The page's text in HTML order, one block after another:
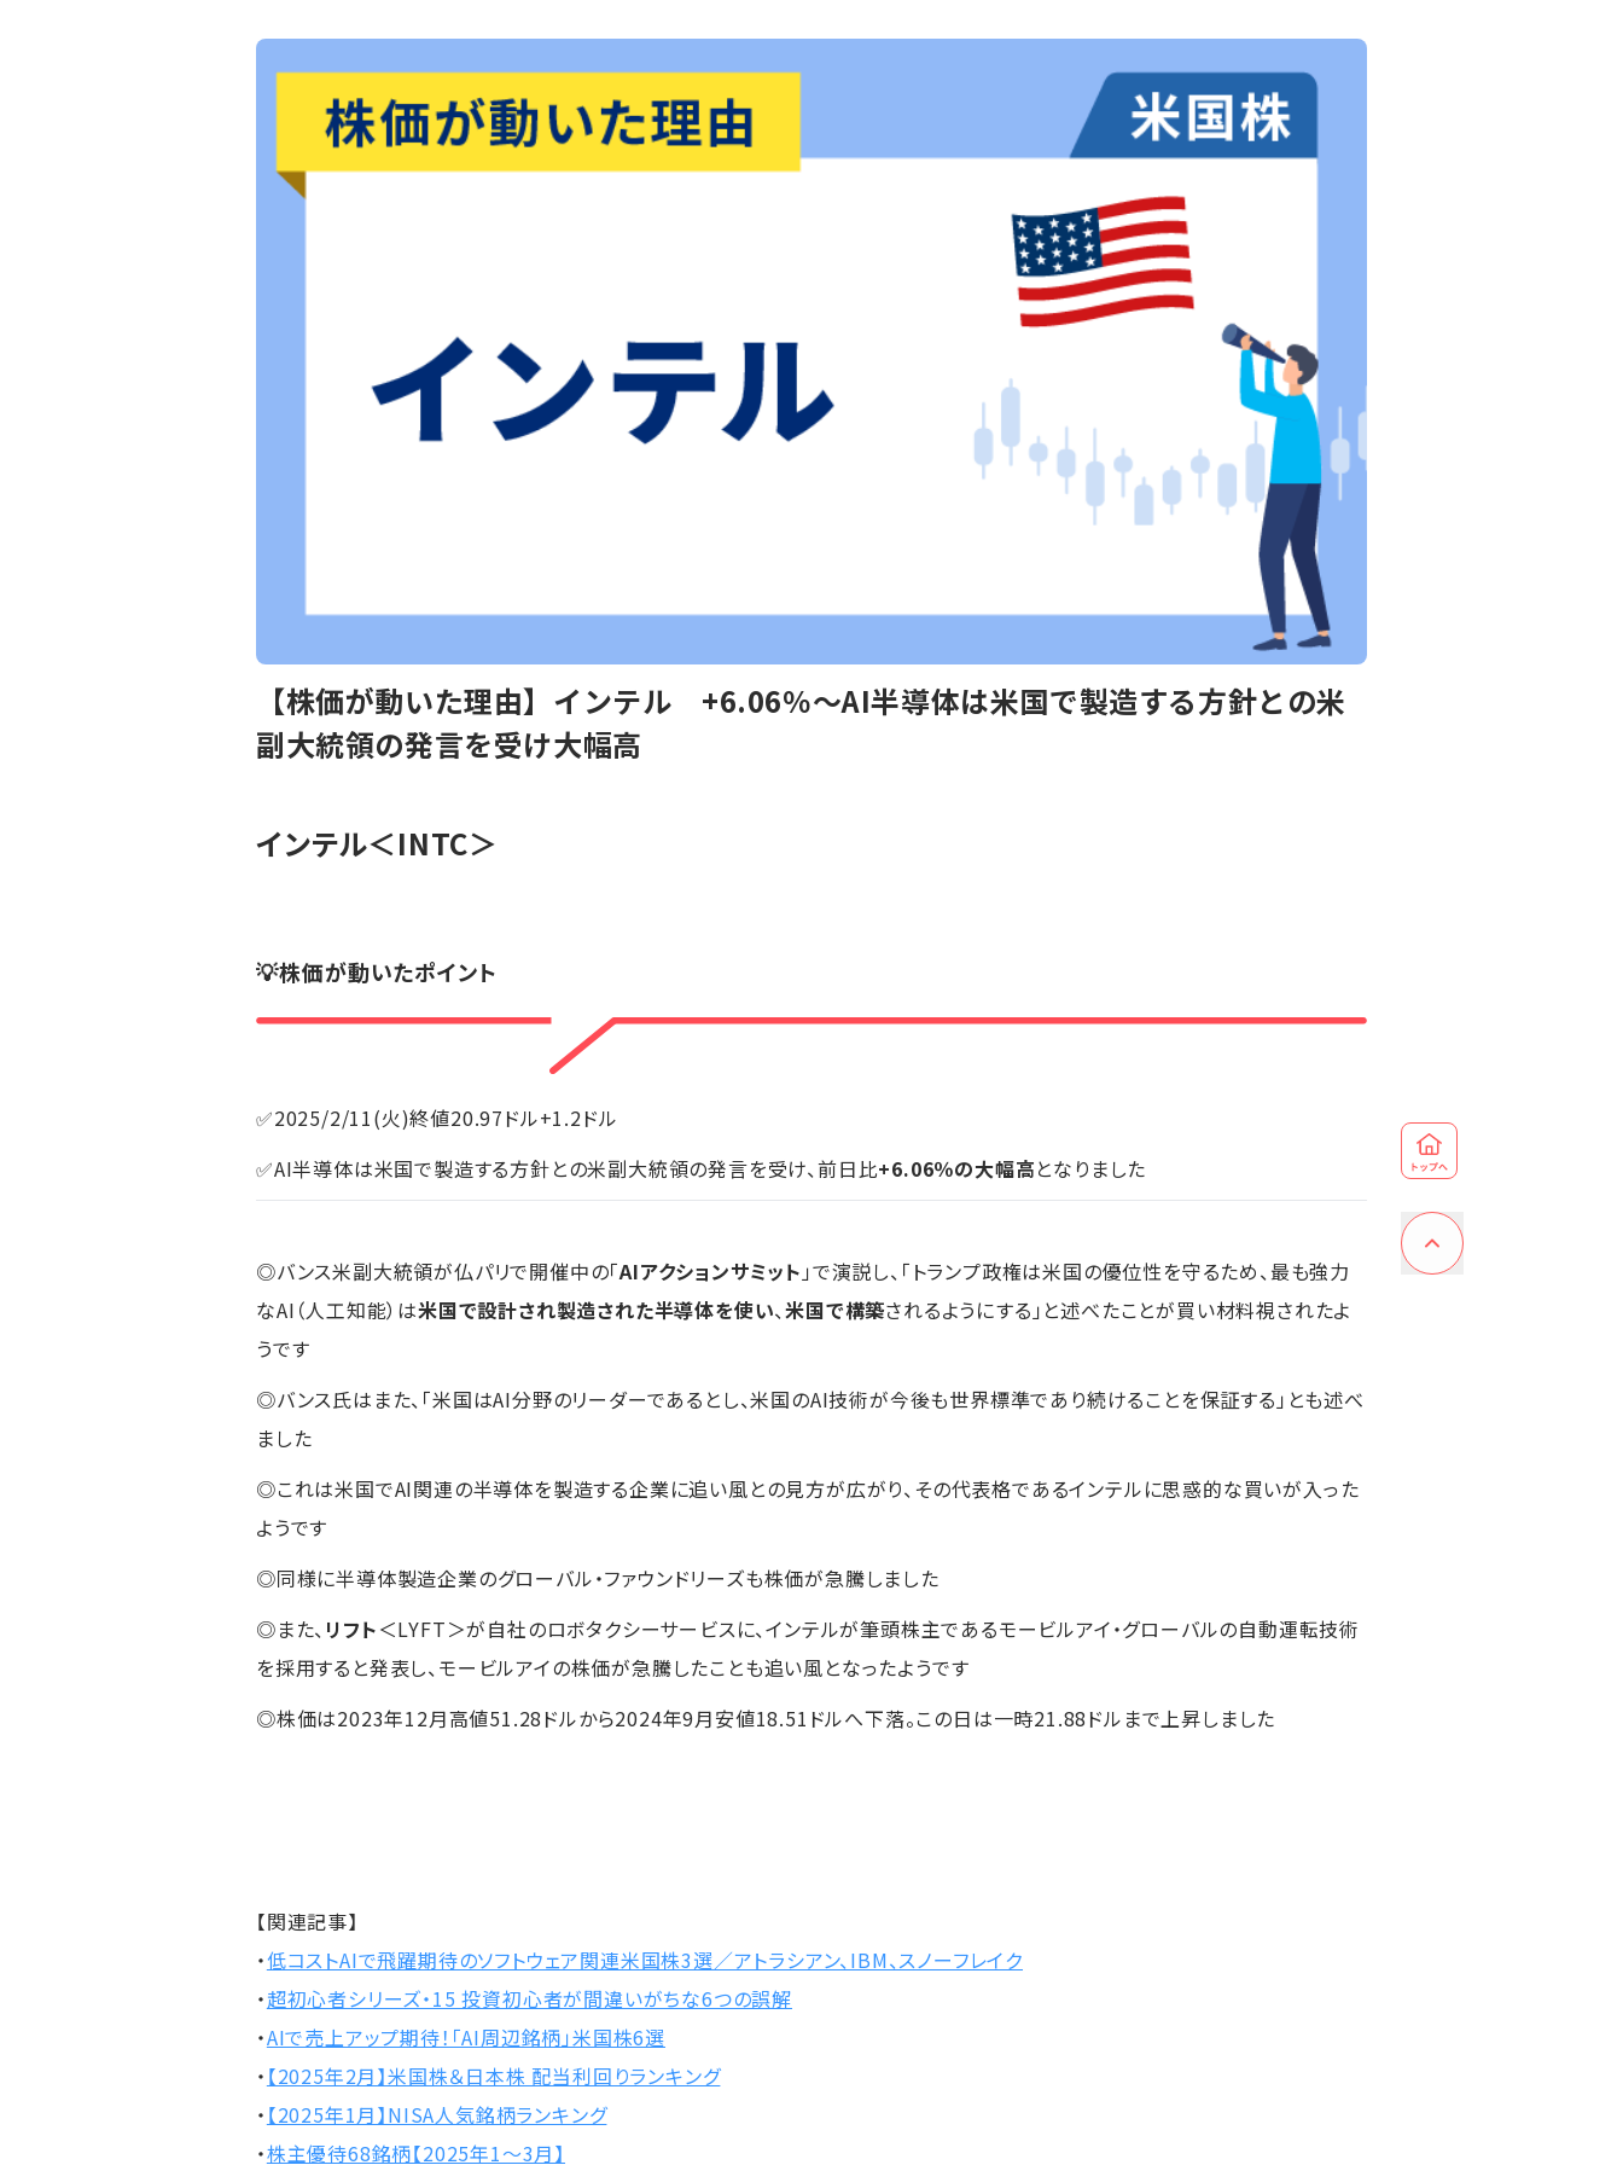
【株価が動いた理由】インテル +6.06％～AI半導体は米国で製造する方針との米
副大統領の発言を受け大幅高
インテル＜INTC＞
💡株価が動いたポイント
✅2025/2/11(火)終値20.97ドル+1.2ドル
✅AI半導体は米国で製造する方針との米副大統領の発言を受け、前日比+6.06％の大幅高となりました
◎バンス米副大統領が仏パリで開催中の「AIアクションサミット 」で演説し、「トランプ政権は米国の優位性を守るため、最も強力
なAI（人工知能）は米国で設計され製造された半導体を使い、米国で構築されるようにする」と述べたことが買い材料視されたよ
うです
◎バンス氏はまた、「米国はAI分野のリーダーであるとし、米国のAI技術が今後も世界標準であり続けることを保証する」とも述べ
ました
◎これは米国でAI関連の半導体を製造する企業に追い風との見方が広がり、その代表格であるインテルに思惑的な買いが入った
ようです
◎同様に半導体製造企業のグローバル・ファウンドリーズも株価が急騰しました
◎また、 リフト＜LYFT＞が自社のロボタクシーサービスに、インテルが筆頭株主であるモービルアイ・グローバルの自動運転技術
を採用すると発表し、モービルアイの株価が急騰したことも追い風となったようです
◎株価は2023年12月高値51.28ドルから2024年9月安値18.51ドルへ下落。この日は一時21.88ドルまで上昇しました
【関連記事】
・低コストAIで飛躍期待のソフトウェア関連米国株3選／アトラシアン、IBM、スノーフレイク
・超初心者シリーズ・15 投資初心者が間違いがちな6つの誤解
・AIで売上アップ期待！「AI周辺銘柄」米国株6選
・ 【2025年2月】米国株＆日本株 配当利回りランキング
・ 【2025年1月】NISA人気銘柄ランキング
・株主優待68銘柄【2025年1～3月】